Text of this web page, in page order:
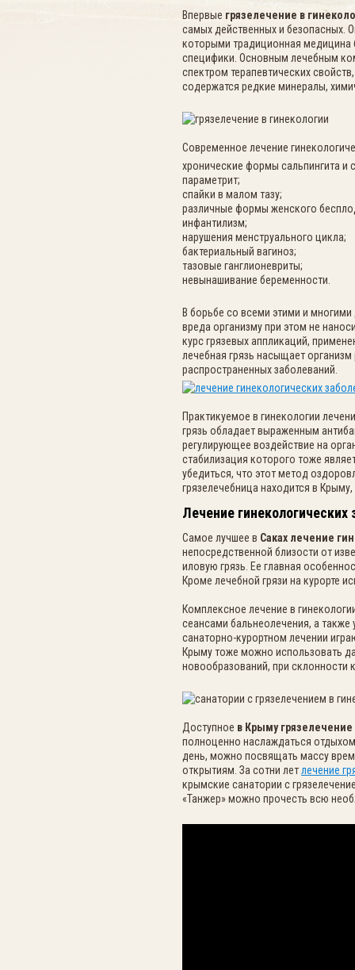
Впервые грязелечение в
самых действенных и безопасных.
которыми традиционная медицина
специфики. Основным лечебным
спектром терапевтических
содержатся редкие минералы,
Современное лечение
хронические формы сальпингита и
параметрит;
спайки в малом тазу;
различные формы женского
инфантилизм;
нарушения менструального цикла;
бактериальный вагиноз;
тазовые ганглионевриты;
невынашивание беременности.
В борьбе со всеми этими и
вреда организму при этом не
курс грязевых аппликаций,
лечебная грязь насыщает
распространенных заболеваний.
Практикуемое в гинекологии
грязь обладает выраженным
регулирующее воздействие на
стабилизация которого тоже
убедиться, что этот метод
грязелечебница находится в
Лечение
Самое лучшее в Саках лечение
непосредственной близости от
иловую грязь. Ее главная
Кроме лечебной грязи на курорте
Комплексное лечение в
сеансами бальнеолечения, а
санаторно-курортном лечении
Крыму тоже можно использовать
новообразований, при склонности
Доступное в Крыму грязелечение
полноценно наслаждаться
день, можно посвящать массу
открытиям. За сотни летлечение
крымские санатории с
«Танжер» можно прочесть всю